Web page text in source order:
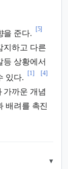
을 준다.
[5]
지하고 다른
등 상황에서
있다.
[1] [4]
가까운 개념
배려를 촉진
▾